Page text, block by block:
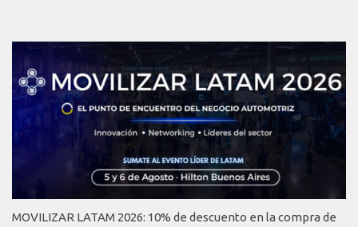
MOVILIZAR LATAM 2026: 10% de descuento en la compra de